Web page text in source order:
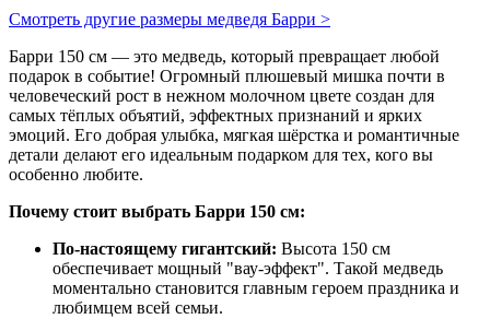
Смотреть другие размеры медведя Барри >
Барри 150 см — это медведь, который превращает любой
подарок в событие! Огромный плюшевый мишка почти в
человеческий рост в нежном молочном цвете создан для
самых тёплых объятий, эффектных признаний и ярких
эмоций. Его добрая улыбка, мягкая шёрстка и романтичные
детали делают его идеальным подарком для тех, кого вы
особенно любите.
Почему стоит выбрать Барри 150 см:
По-настоящему гигантский: Высота 150 см
обеспечивает мощный "вау‑эффект". Такой медведь
моментально становится главным героем праздника и
любимцем всей семьи.